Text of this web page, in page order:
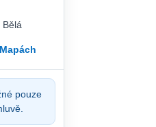
pouze